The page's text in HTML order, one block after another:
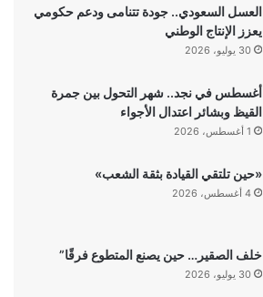
العسل السعودي.. جودة تتنامى ودعم حكومي
يعزز الإنتاج الوطني
30 يوليو، 2026
أغسطس في نجد.. شهر التحول بين جمرة
القيظ وبشائر اعتدال الأجواء
1 أغسطس، 2026
«حين تلتقي القيادة بثقة الشعب»
4 أغسطس، 2026
خلف الصقير… حين يصنع المتطوع فرقًا”
30 يوليو، 2026